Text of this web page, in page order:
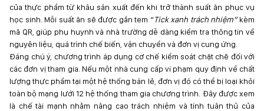
của thực phẩm từ khâu sản xuất đến khi trở thành suất ăn phục vụ
học sinh. Mỗi suất ăn sẽ được gắn tem “Tick xanh trách nhiệm”kèm
mã QR, giúp phụ huynh và nhà trường dễ dàng kiểm tra thông tin về
nguyên liệu, quá trình chế biến, vận chuyển và đơn vị cung ứng.
Đáng chú ý, chương trình áp dụng cơ chế kiểm soát chặt chẽ đối với
các đơn vị tham gia. Nếu một nhà cung cấp vi phạm quy định về chất
lượng thực phẩm tại một hệ thống bán lẻ, đơn vị đó có thể bị loại khỏi
toàn bộ mạng lưới 12 hệ thống tham gia chương trình. Đây được xem
là chế tài mạnh nhằm nâng cao trách nhiệm và tính tuân thủ của